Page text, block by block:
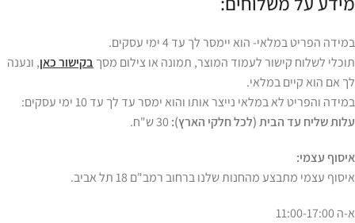
במידה הפריט במלאי- הוא יימסר לך עד 4 ימי עסקים.
תוכלי לשלוח קישור לעמוד המוצר, תמונה או צילום מסך בקישור כאן, ונענה
לך אם הוא קיים במלאי.
במידה והפריט לא במלאי נייצר אותו והוא ימסר עד לך עד 10 ימי עסקים:
עלות שליח עד הבית (לכל חלקי הארץ):
איסוף עצמי:
איסוף עצמי מתבצע מהחנות שלנו ברחוב רמב"ם 18 תל אביב.
א-ה 11:00-17:00